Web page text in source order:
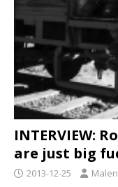
INTERVIEW:
are just big
2013-12-25